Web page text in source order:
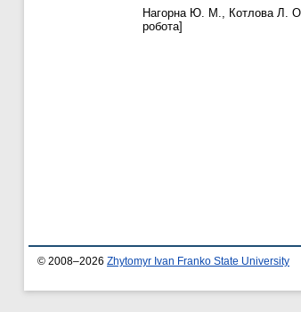
Нагорна Ю. М., Котлова Л.
робота]
© 2008–2026 Zhytomyr Ivan Franko State University